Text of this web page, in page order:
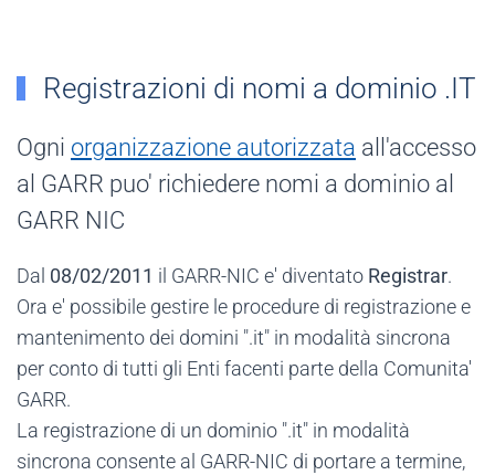
Registrazioni di nomi a dominio .IT
Ogni organizzazione autorizzata all'accesso
al GARR puo' richiedere nomi a dominio al
GARR NIC
Dal 08/02/2011 il GARR-NIC e' diventato Registrar.
Ora e' possibile gestire le procedure di registrazione e
mantenimento dei domini ".it" in modalità sincrona
per conto di tutti gli Enti facenti parte della Comunita'
GARR.
La registrazione di un dominio ".it" in modalità
sincrona consente al GARR-NIC di portare a termine,